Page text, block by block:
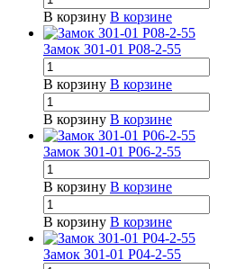
В корзину В корзине
Замок З01-01 Р08-2-55
В корзину В корзине
В корзину В корзине
Замок З01-01 Р06-2-55
В корзину В корзине
В корзину В корзине
Замок З01-01 Р04-2-55